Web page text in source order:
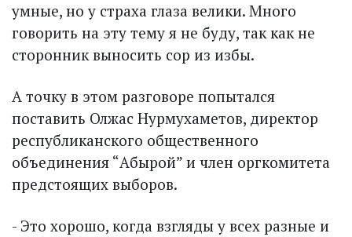
умные, но у страха глаза велики. Много
говорить на эту тему я не буду, так как не
сторонник выносить сор из избы.
А точку в этом разговоре попытался
поставить Олжас Нурмухаметов, директор
республиканского общественного
объединения “Абырой” и член оргкомитета
предстоящих выборов.
- Это хорошо, когда взгляды у всех разные и